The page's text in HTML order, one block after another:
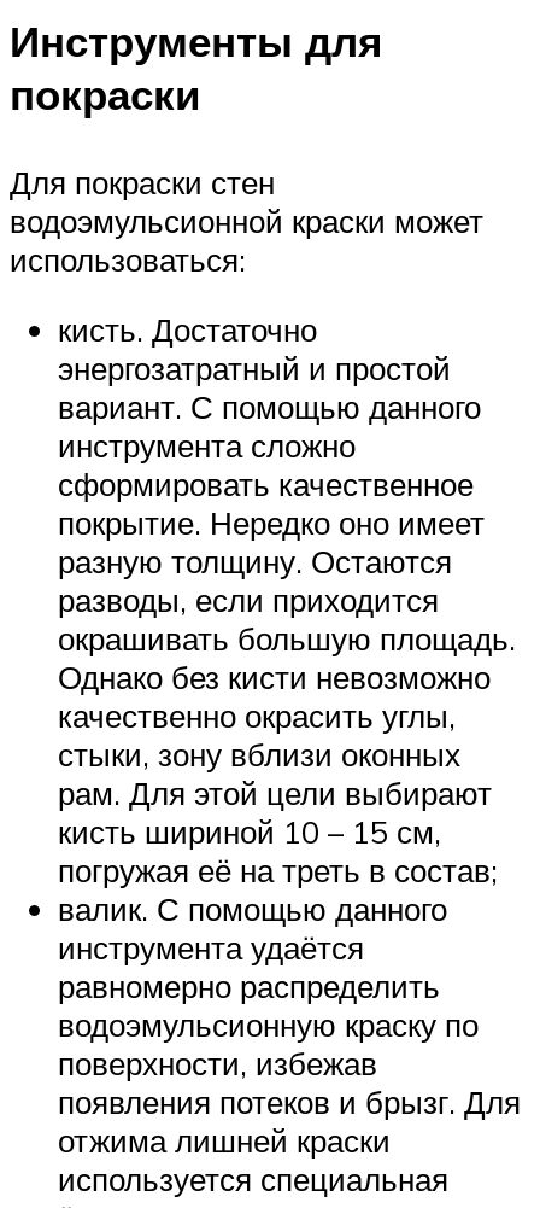
Инструменты для
покраски
Для покраски стен
водоэмульсионной краски может
использоваться:
кисть. Достаточно
энергозатратный и простой
вариант. С помощью данного
инструмента сложно
сформировать качественное
покрытие. Нередко оно имеет
разную толщину. Остаются
разводы, если приходится
окрашивать большую площадь.
Однако без кисти невозможно
качественно окрасить углы,
стыки, зону вблизи оконных
рам. Для этой цели выбирают
кисть шириной 10 – 15 см,
погружая её на треть в состав;
валик. С помощью данного
инструмента удаётся
равномерно распределить
водоэмульсионную краску по
поверхности, избежав
появления потеков и брызг. Для
отжима лишней краски
используется специальная